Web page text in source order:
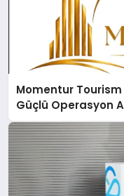
Momentur
Güçlü Operasyon